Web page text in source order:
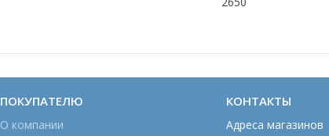
ПОКУПАТЕЛЮ
О компании
КОНТАКТЫ
Адреса магазинов